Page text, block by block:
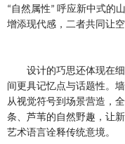
“ 自然属性” 呼应新中式的
增添现代感，二者共同让
设计的巧思还体现在
间更具记忆点与话题性。
从视觉符号到场景营造，
条、芦苇的自然野趣，让
艺术语言诠释传统意境。